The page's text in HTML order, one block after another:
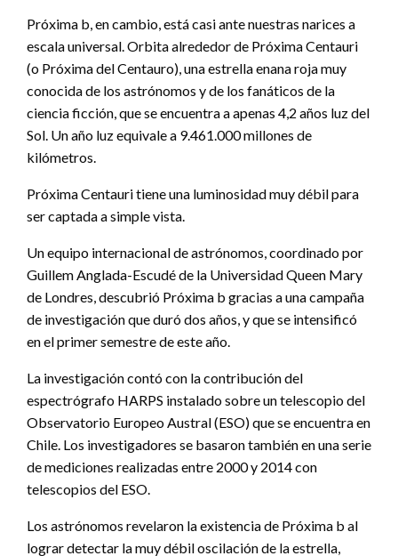
Próxima b, en cambio, está casi ante nuestras narices a
escala universal. Orbita alrededor de Próxima Centauri
(o Próxima del Centauro), una estrella enana roja muy
conocida de los astrónomos y de los fanáticos de la
ciencia ficción, que se encuentra a apenas 4,2 años luz del
Sol. Un año luz equivale a 9.461.000 millones de
kilómetros.
Próxima Centauri tiene una luminosidad muy débil para
ser captada a simple vista.
Un equipo internacional de astrónomos, coordinado por
Guillem Anglada-Escudé de la Universidad Queen Mary
de Londres, descubrió Próxima b gracias a una campaña
de investigación que duró dos años, y que se intensificó
en el primer semestre de este año.
La investigación contó con la contribución del
espectrógrafo HARPS instalado sobre un telescopio del
Observatorio Europeo Austral (ESO) que se encuentra en
Chile. Los investigadores se basaron también en una serie
de mediciones realizadas entre 2000 y 2014 con
telescopios del ESO.
Los astrónomos revelaron la existencia de Próxima b al
lograr detectar la muy débil oscilación de la estrella,